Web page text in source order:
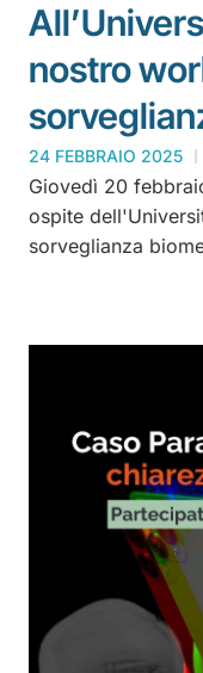
nostro
24 FEBBRAIO 2025
Giovedì 20
ospite
sorveglianza